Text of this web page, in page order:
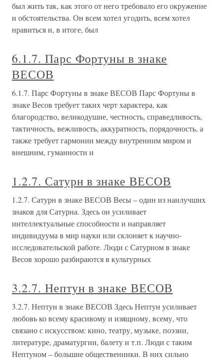
был жить так, как этого от него требовало его окружение
и обстоятельства. Он всем хотел угодить, всем хотел
нравиться и, в итоге, был
6.1.7. Парс Фортуны в знаке
ВЕСОВ
6.1.7. Парс Фортуны в знаке ВЕСОВ Парс Фортуны в
знаке Весов требует таких черт характера, как
благородство, великодушие, честность, справедливость,
тактичность, вежливость, аккуратность, порядочность, а
также требует гармонии между внутренним миром и
внешним, гуманности и
1.2.7. Сатурн в знаке ВЕСОВ
1.2.7. Сатурн в знаке ВЕСОВ Весы – один из наилучших
знаков для Сатурна. Здесь он усиливает
интеллектуальные способности и направляет
индивидуума в мир науки или склоняет к научно-
исследовательской работе. Люди с Сатурном в знаке
Весов хорошо разбираются в культурных
3.2.7. Нептун в знаке ВЕСОВ
3.2.7. Нептун в знаке ВЕСОВ Здесь Нептун усиливает
любовь ко всему красивому и изящному, всему, что
связано с искусством: кино, театру, музыке, поэзии,
литературе, драматургии, балету и т.п. Люди с таким
Нептуном – большие общественники. В них сильно